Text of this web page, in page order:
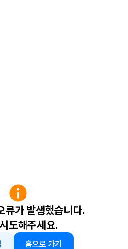
류가 발생했습니다.
도해주세요.
홈으로 가기